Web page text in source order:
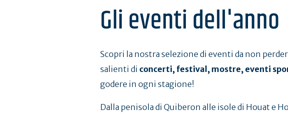
Gli eventi dell'anno
Scopri la nostra selezione di eventi da non
salienti di concerti, festival, mostre, eventi
godere in ogni stagione!
Dalla penisola di Quiberon alle isole di Houat e